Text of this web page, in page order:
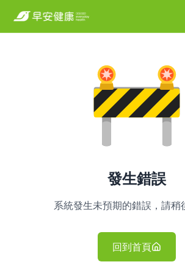
發生錯誤
系統發生未預期的錯誤，請稍
回到首頁